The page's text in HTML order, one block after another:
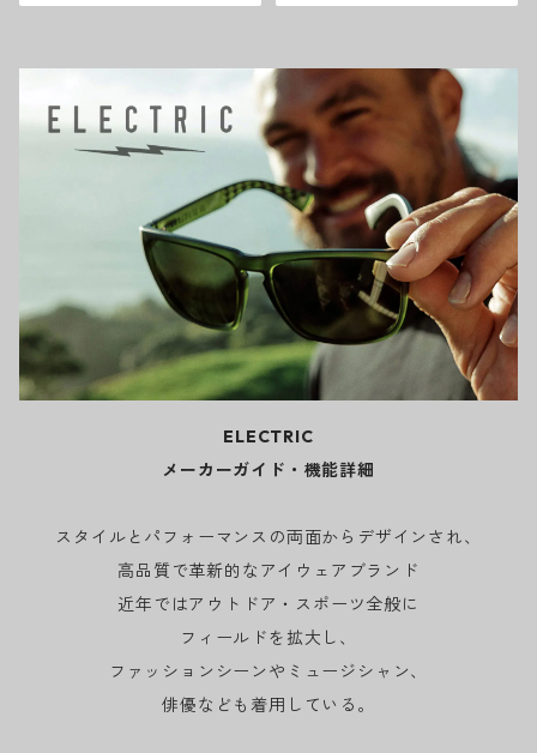
タル 靴下 グッズ
ィシャス グッズ
ELECTRIC
メーカーガイド・機能詳細
スタイルとパフォーマンスの両面からデザインされ、
高品質で革新的なアイウェアブランド
近年ではアウトドア・スポーツ全般に
フィールドを拡大し、
ファッションシーンやミュージシャン、
俳優なども着用している。